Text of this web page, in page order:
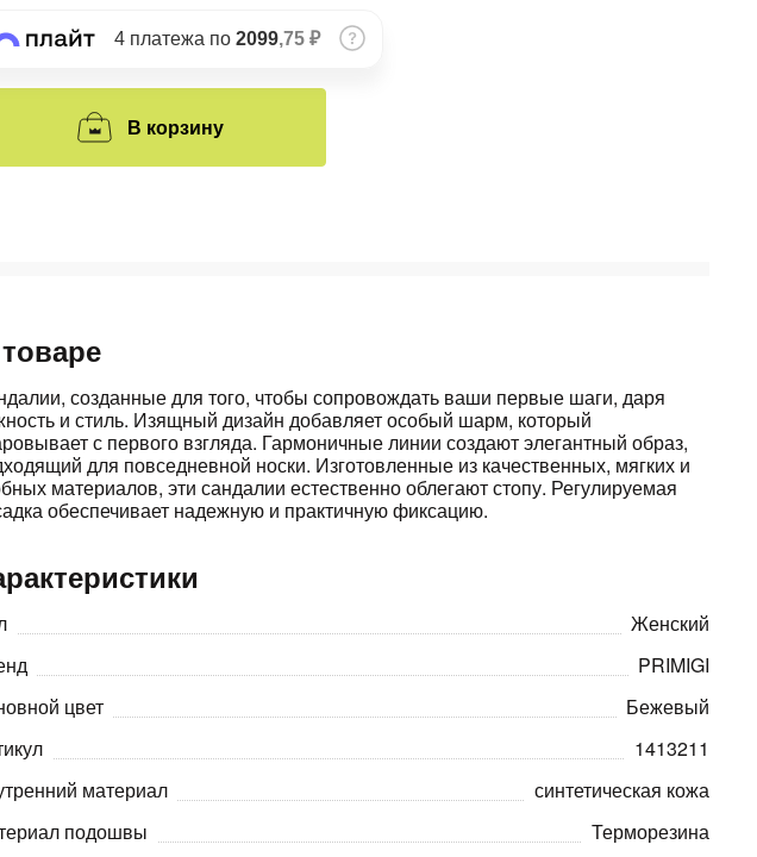
4 платежа по 2099,75 ₽
В корзину
созданные для того, чтобы сопровождать ваши первые шаги, даря
и стиль. Изящный дизайн добавляет особый шарм, который
с первого взгляда. Гармоничные линии создают элегантный образ,
для повседневной носки. Изготовленные из качественных, мягких и
материалов, эти сандалии естественно облегают стопу. Регулируемая
обеспечивает надежную и практичную фиксацию.
Женский
PRIMIGI
цвет
Бежевый
1413211
материал
синтетическая кожа
подошвы
Терморезина
2 недели
раз в 2
51